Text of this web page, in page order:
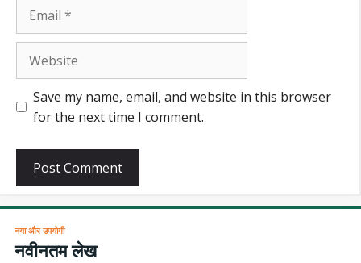
Save my name, email, and website in this browser
for the next time I comment.
नया और उपयोगी
नवीनतम लेख